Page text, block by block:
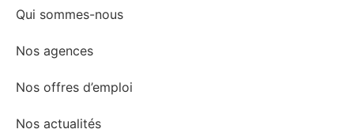
Qui sommes-nous
Nos agences
Nos offres d’emploi
Nos actualités